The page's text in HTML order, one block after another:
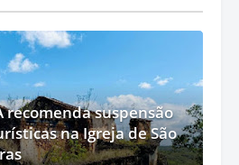
recomenda suspensão
na Igreja de São